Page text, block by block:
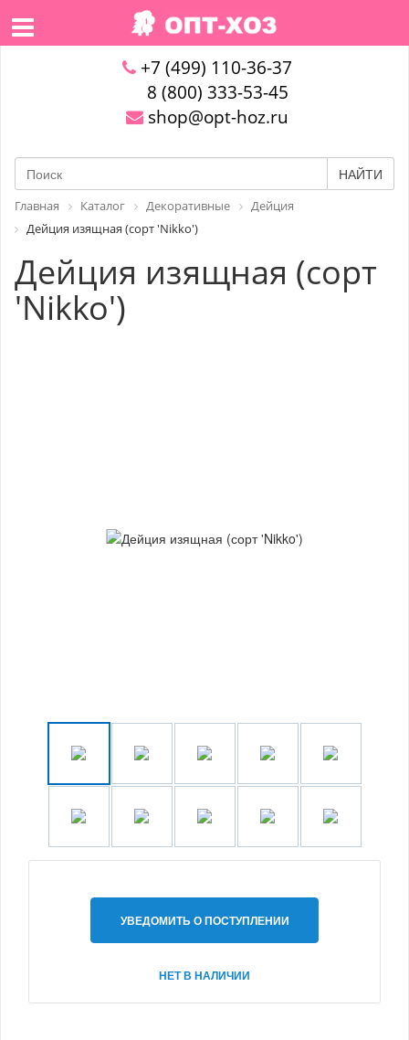
+7 (499) 110-36-37
8 (800) 333-53-45
shop@opt-hoz.ru
НАЙТИ
Главная Каталог Декоративные
Дейция
Дейция изящная (сорт 'Nikko')
Дейция изящная (сорт
'Nikko')
УВЕДОМИТЬ О ПОСТУПЛЕНИИ
НЕТ В НАЛИЧИИ